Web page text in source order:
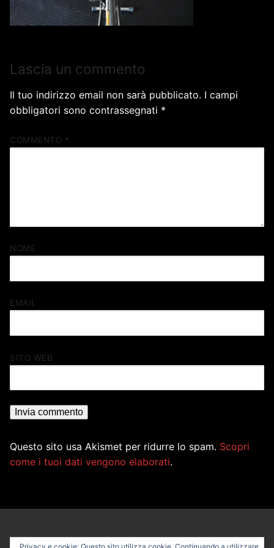
Lascia un commento
Il tuo indirizzo email non sarà pubblicato. I campi
obbligatori sono contrassegnati *
COMMENTO *
NOME
EMAIL
SITO WEB
Questo sito usa Akismet per ridurre lo spam. Scopri
come i tuoi dati vengono elaborati.